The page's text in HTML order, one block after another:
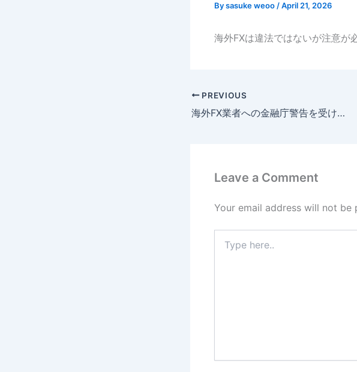
Bysasuke weoo /April 21, 2026
海外FXは違法ではないが注意が
PREVIOUS
海外FX業者への金融庁警告を受けている？真偽と利用者のリスクを解説
Leave a Comment
Your email address will not be
here..